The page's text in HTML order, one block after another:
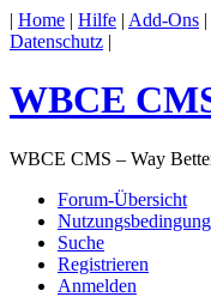
| Home | Hilfe | Add-Ons |
Datenschutz |
WBCE
WBCE CMS – Way
Forum-Übersicht
Suche
Registrieren
Anmelden